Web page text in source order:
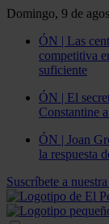
Domingo, 9 de
ÓN | Las
competitiva
suficiente
ÓN | El
Constantine
ÓN | Joan
la respuesta
Suscríbete a